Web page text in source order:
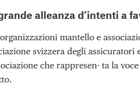
alleanza d’intenti a
mantello e
svizzera degli
che rappresen- ta la